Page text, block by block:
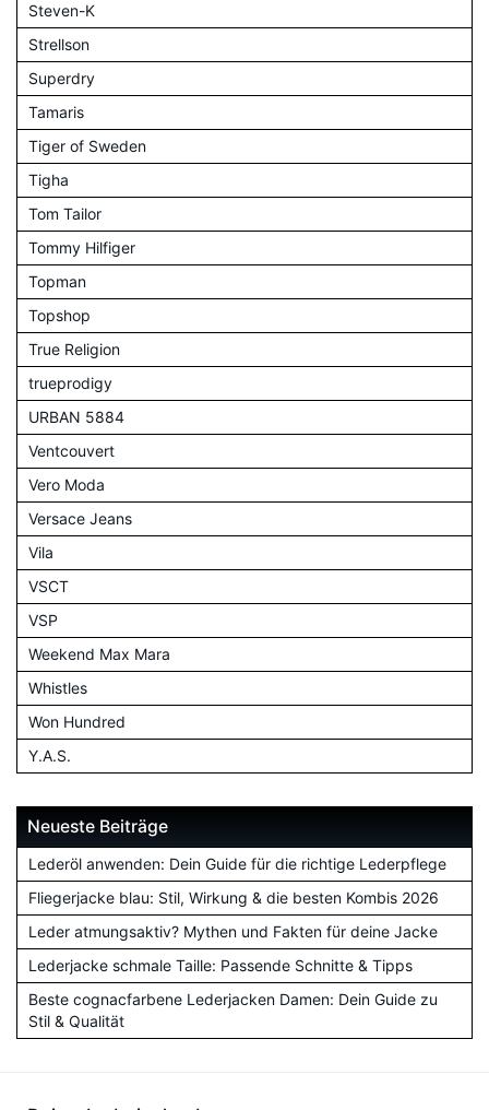
Steven-K
Strellson
Superdry
Tamaris
Tiger of Sweden
Tigha
Tom Tailor
Tommy Hilfiger
Topman
Topshop
True Religion
trueprodigy
URBAN 5884
Ventcouvert
Vero Moda
Versace Jeans
Vila
VSCT
VSP
Weekend Max Mara
Whistles
Won Hundred
Y.A.S.
Neueste Beiträge
Lederöl anwenden: Dein Guide für die richtige Lederpflege
Fliegerjacke blau: Stil, Wirkung & die besten Kombis 2026
Leder atmungsaktiv? Mythen und Fakten für deine Jacke
Lederjacke schmale Taille: Passende Schnitte & Tipps
Beste cognacfarbene Lederjacken Damen: Dein Guide zu
Stil & Qualität